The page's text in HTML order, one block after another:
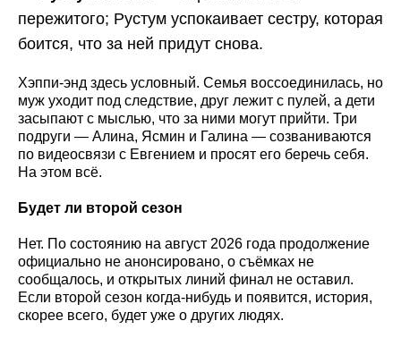
пережитого; Рустум успокаивает сестру, которая
боится, что за ней придут снова.
Хэппи-энд здесь условный. Семья воссоединилась, но
муж уходит под следствие, друг лежит с пулей, а дети
засыпают с мыслью, что за ними могут прийти. Три
подруги — Алина, Ясмин и Галина — созваниваются
по видеосвязи с Евгением и просят его беречь себя.
На этом всё.
Будет ли второй сезон
Нет. По состоянию на август 2026 года продолжение
официально не анонсировано, о съёмках не
сообщалось, и открытых линий финал не оставил.
Если второй сезон когда-нибудь и появится, история,
скорее всего, будет уже о других людях.